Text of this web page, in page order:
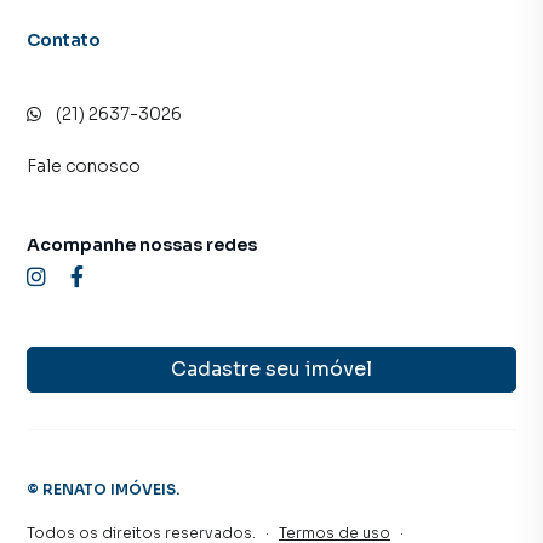
Contato
(21) 2637-3026
Fale conosco
Cadastre seu imóvel
Acompanhe nossas redes
© RENATO IMÓVEIS.
Todos os direitos reservados. · Termos de uso ·